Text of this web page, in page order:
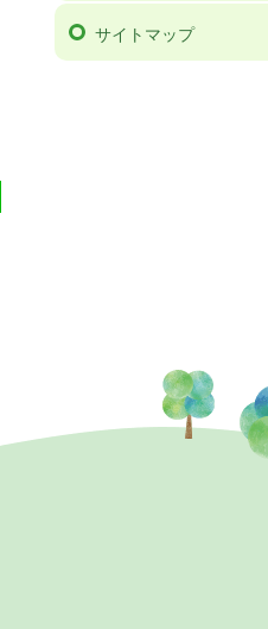
サイトマップ